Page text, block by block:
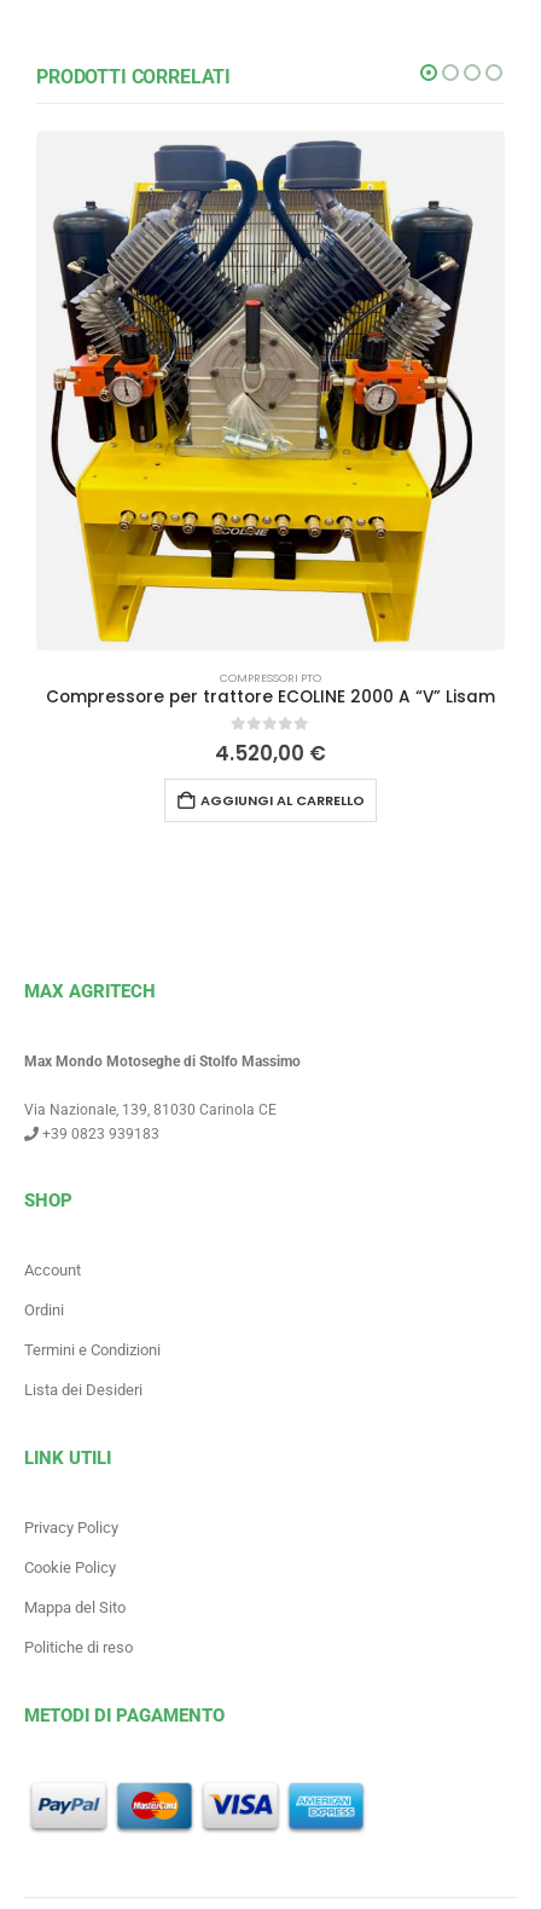
PRODOTTI CORRELATI
COMPRESSORI PTO
Compressore per trattore ECOLINE 2000 A “V” Lisam
0Su 5
4.520,00 €
AGGIUNGI AL CARRELLO
MAX AGRITECH
Max Mondo Motoseghe di Stolfo Massimo
Via Nazionale, 139, 81030 Carinola CE
+39 0823 939183
SHOP
Account
Ordini
Termini e Condizioni
Lista dei Desideri
LINK UTILI
Privacy Policy
Cookie Policy
Mappa del Sito
Politiche di reso
METODI DI PAGAMENTO